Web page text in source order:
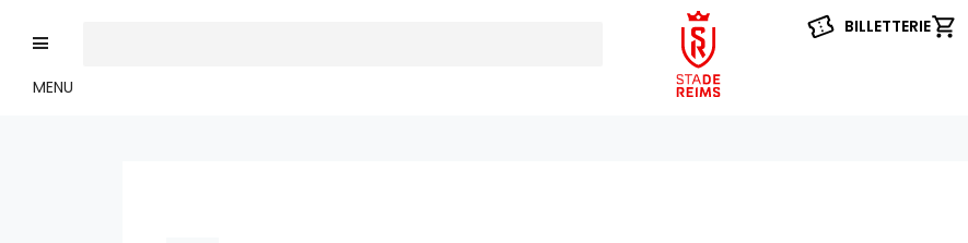
MENU
BILLETTERIE